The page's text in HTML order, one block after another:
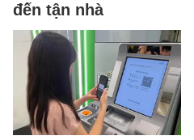
đến tận nhà